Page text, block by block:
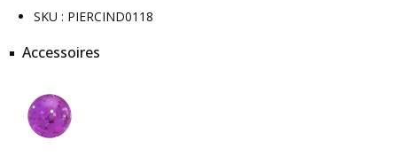
SKU : PIERCIND0118
Accessoires